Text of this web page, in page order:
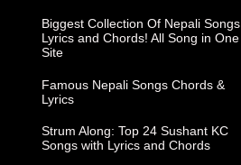
Biggest Collection Of Nepali Songs
Lyrics and Chords! All Song in One
Site
Famous Nepali Songs Chords &
Lyrics
Strum Along: Top 24 Sushant KC
Songs with Lyrics and Chords